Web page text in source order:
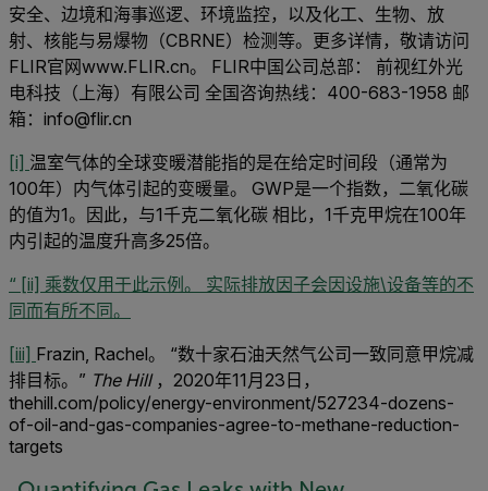
安全、边境和海事巡逻、环境监控，以及化工、生物、放
射、核能与易爆物（CBRNE）检测等。更多详情，敬请访问
FLIR官网www.FLIR.cn。 FLIR中国公司总部： 前视红外光
电科技（上海）有限公司 全国咨询热线：400-683-1958 邮
箱：info@flir.cn
[i] 温室气体的全球变暖潜能指的是在给定时间段（通常为
100年）内气体引起的变暖量。 GWP是一个指数，二氧化碳
的值为1。因此，与1千克二氧化碳 相比，1千克甲烷在100年
内引起的温度升高多25倍。
“ [ii] 乘数仅用于此示例。 实际排放因子会因设施\设备等的不
同而有所不同。
[iii] Frazin, Rachel。 “数十家石油天然气公司一致同意甲烷减
排目标。” The Hill ，2020年11月23日，
thehill.com/policy/energy-environment/527234-dozens-
of-oil-and-gas-companies-agree-to-methane-reduction-
targets